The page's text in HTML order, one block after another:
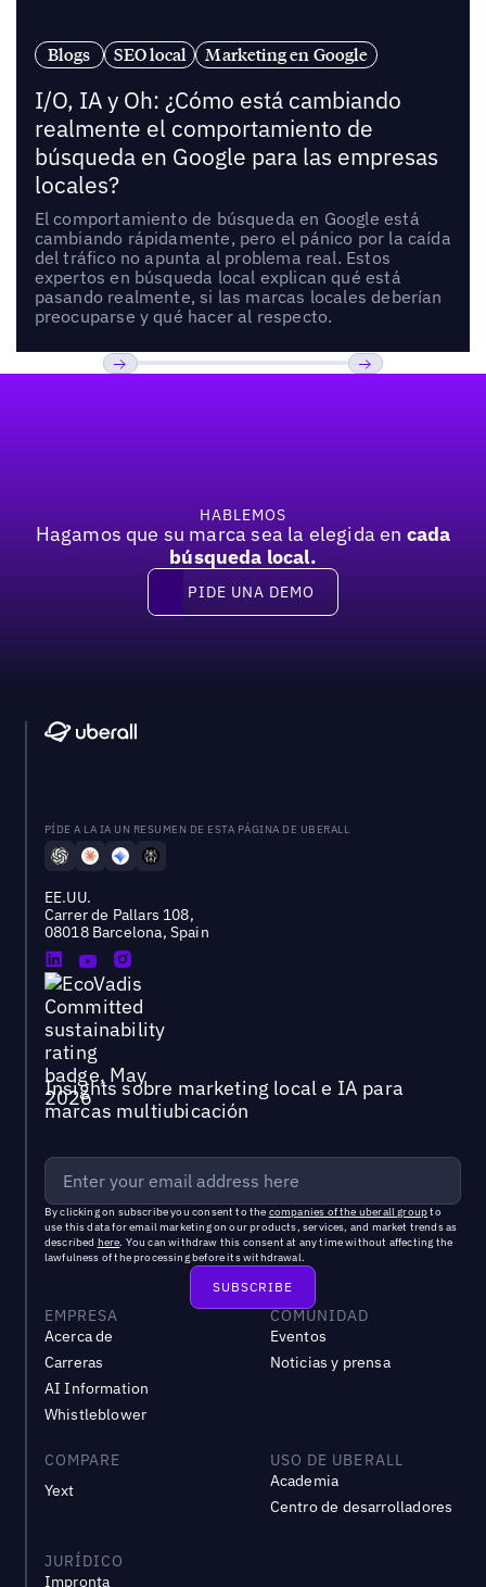
Blogs SEO local Marketing en Google
I/O, IA y Oh: ¿Cómo está cambiando
realmente el comportamiento de
búsqueda en Google para las empresas
locales?
El comportamiento de búsqueda en Google está
cambiando rápidamente, pero el pánico por la caída
del tráfico no apunta al problema real. Estos
expertos en búsqueda local explican qué está
pasando realmente, si las marcas locales deberían
preocuparse y qué hacer al respecto.
HABLEMOS
Hagamos que su marca sea la elegida en cada
búsqueda local.
Pide una demo
PIDE UNA DEMO
PÍDE A LA IA UN RESUMEN DE ESTA PÁGINA DE UBERALL
EE.UU.
Carrer de Pallars 108,
08018 Barcelona, Spain
Insights sobre marketing local e IA para
marcas multiubicación
By clicking on subscribe you consent to the companies of the uberall groupto
use this data for email marketing on our products, services, and market trends as
described here. You can withdraw this consent at any time without affecting the
lawfulness of the processing before its withdrawal.
EMPRESA
Acerca de
Carreras
AI Information
Whistleblower
COMUNIDAD
Eventos
Noticias y prensa
COMPARE
Yext
USO DE UBERALL
Academia
Centro de desarrolladores
JURÍDICO
Impronta